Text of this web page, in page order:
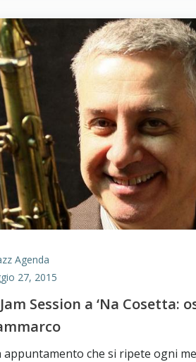
Agenda
27, 2015
Session a ‘Na Cosetta:
appuntamento che si ripete ogni